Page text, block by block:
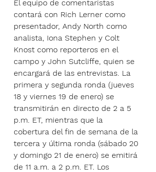
El equipo de comentaristas
contará con Rich Lerner como
presentador, Andy North como
analista, Iona Stephen y Colt
Knost como reporteros en el
campo y John Sutcliffe, quien se
encargará de las entrevistas. La
primera y segunda ronda (jueves
18 y viernes 19 de enero) se
transmitirán en directo de 2 a 5
p.m. ET, mientras que la
cobertura del fin de semana de la
tercera y última ronda (sábado 20
y domingo 21 de enero) se emitirá
de 11 a.m. a 2 p.m. ET. Los